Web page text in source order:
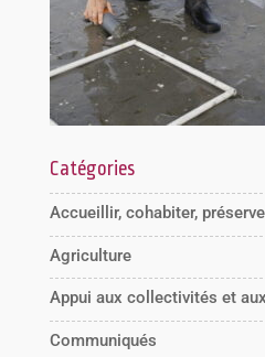
Catégories
Accueillir, cohabiter,
Agriculture
Appui aux collectivités et
Communiqués